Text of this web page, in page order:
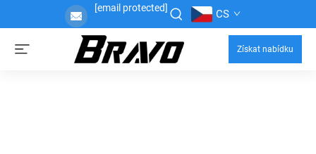
[email protected] CS
Získat nabídku